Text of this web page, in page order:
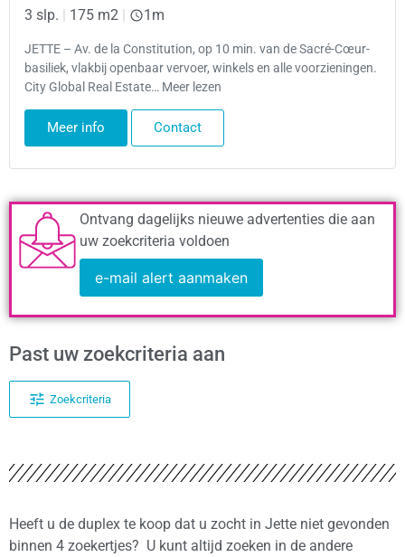
3 slp. 175 m2 1m
JETTE – Av. de la Constitution, op 10 min. van de Sacré-Cœur-
basiliek, vlakbij openbaar vervoer, winkels en alle voorzieningen.
City Global Real Estate… Meer lezen
Meer info Contact
Ontvang dagelijks nieuwe advertenties die aan
uw zoekcriteria voldoen
e-mail alert aanmaken
Past uw zoekcriteria aan
Zoekcriteria
Heeft u de duplex te koop dat u zocht in Jette niet gevonden
binnen 4 zoekertjes? U kunt altijd zoeken in de andere